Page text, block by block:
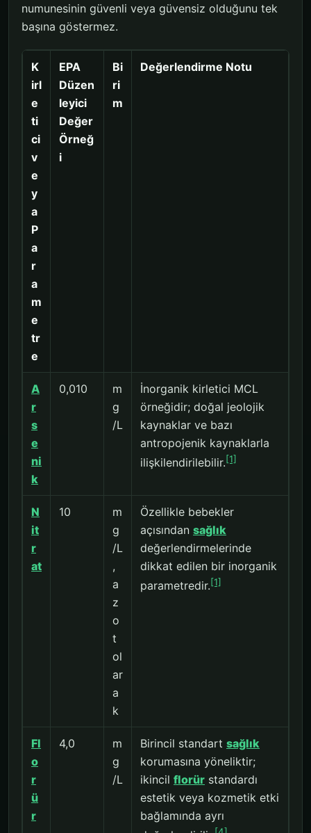
numunesinin güvenli veya güvensiz olduğunu tek
başına göstermez.
K
irl
e
ti
ci
v
e
y
a
P
a
r
a
m
e
tr
e
EPA
Düzen
leyici
Değer
Örneğ
i
Bi
ri
m
Değerlendirme Notu
A
r
s
e
ni
k
0,010
m
g
/L
İnorganik kirletici MCL
örneğidir; doğal jeolojik
kaynaklar ve bazı
antropojenik kaynaklarla
ilişkilendirilebilir.[1]
N
it
r
at
10
m
g
/L
,
a
z
o
t
ol
ar
a
k
Özellikle bebekler
açısından sağlık
değerlendirmelerinde
dikkat edilen bir inorganik
parametredir.[1]
Fl
o
r
ü
r
4,0
m
g
/L
Birincil standart sağlık
korumasına yöneliktir;
ikincil florür standardı
estetik veya kozmetik etki
bağlamında ayrı